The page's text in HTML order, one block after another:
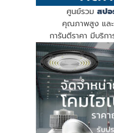
ศูนย์รวม สปอ
คุณภาพสูง และ
การันตีราคา มีบริก